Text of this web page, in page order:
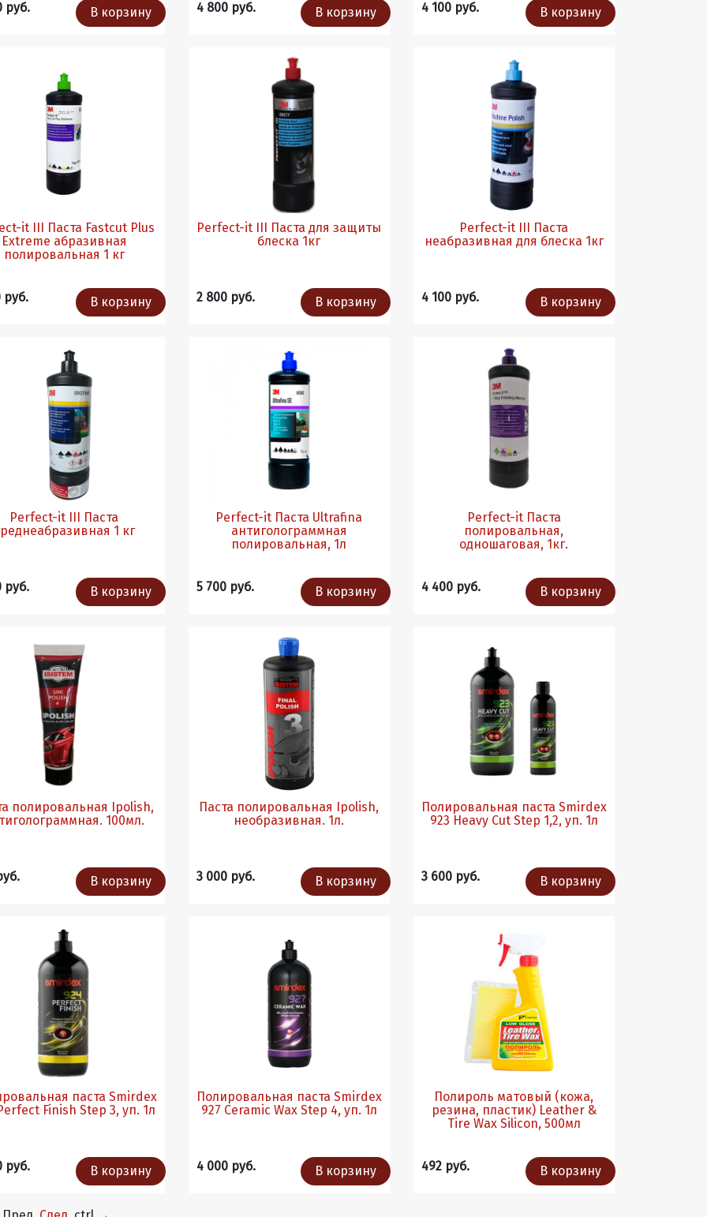
руб. В корзину 4 800 руб. В корзину 4 100 руб. В корзину
it III Паста Fastcut Plus
Extreme абразивная
полировальная 1 кг
руб. В корзину
Perfect-it III Паста для защиты
блеска 1кг
2 800 руб. В корзину
Perfect-it III Паста
неабразивная для блеска 1кг
4 100 руб. В корзину
Perfect-it III Паста
1 кг
руб. В корзину
Perfect-it Паста Ultrafina
антиголограммная
полировальная, 1л
5 700 руб. В корзину
Perfect-it Паста
полировальная,
одношаговая, 1кг.
4 400 руб. В корзину
полировальная Ipolish,
100мл.
В корзину
Паста полировальная Ipolish,
необразивная. 1л.
3 000 руб. В корзину
Полировальная паста Smirdex
923 Heavy Cut Step 1,2, уп. 1л
3 600 руб. В корзину
паста Smirdex
Finish Step 3, уп. 1л
руб. В корзину
Полировальная паста Smirdex
927 Ceramic Wax Step 4, уп. 1л
4 000 руб. В корзину
Полироль матовый (кожа,
резина, пластик) Leather &
Tire Wax Silicon, 500мл
492 руб. В корзину